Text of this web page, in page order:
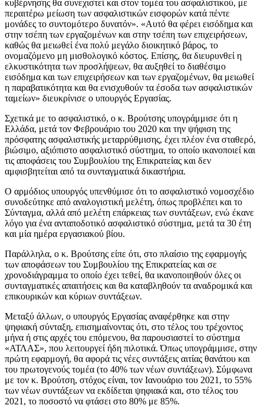
κυβέρνησης θα συνεχιστεί και στον τομέα του ασφαλιστικού, με
περαιτέρω μείωση των ασφαλιστικών εισφορών κατά πέντε
μονάδες το συντομότερο δυνατόν». «Αυτό θα φέρει εισόδημα και
στην τσέπη των εργαζομένων και στην τσέπη των επιχειρήσεων,
καθώς θα μειωθεί ένα πολύ μεγάλο διοικητικό βάρος, το
ονομαζόμενο μη μισθολογικό κόστος. Επίσης, θα διευρυνθεί η
ελκυστικότητα των προσλήψεων, θα αυξηθεί το διαθέσιμο
εισόδημα και των επιχειρήσεων και των εργαζομένων, θα μειωθεί
η παραβατικότητα και θα ενισχυθούν τα έσοδα των ασφαλιστικών
ταμείων» διευκρίνισε ο υπουργός Εργασίας.
Σχετικά με το ασφαλιστικό, ο κ. Βρούτσης υπογράμμισε ότι η
Ελλάδα, μετά τον Φεβρουάριο του 2020 και την ψήφιση της
πρόσφατης ασφαλιστικής μεταρρύθμισης, έχει πλέον ένα σταθερό,
βιώσιμο, αξιόπιστο ασφαλιστικό σύστημα, το οποίο ικανοποιεί και
τις αποφάσεις του Συμβουλίου της Επικρατείας και δεν
αμφισβητείται από τα συνταγματικά δικαστήρια.
Ο αρμόδιος υπουργός υπενθύμισε ότι το ασφαλιστικό νομοσχέδιο
συνοδεύτηκε από αναλογιστική μελέτη, όπως προβλέπει και το
Σύνταγμα, αλλά από μελέτη επάρκειας των συντάξεων, ενώ έκανε
λόγο για ένα ανταποδοτικό ασφαλιστικό σύστημα, μετά τα 30 έτη
και μία ημέρα εργασιακού βίου.
Παράλληλα, ο κ. Βρούτσης είπε ότι, στο πλαίσιο της εφαρμογής
των αποφάσεων του Συμβουλίου της Επικρατείας και σε
χρονοδιάγραμμα το οποίο έχει τεθεί, θα ικανοποιηθούν όλες οι
συνταγματικές απαιτήσεις και θα καταβληθούν τα αναδρομικά και
επικουρικών και κύριων συντάξεων.
Μεταξύ άλλων, ο υπουργός Εργασίας αναφέρθηκε και στην
ψηφιακή σύνταξη, επισημαίνοντας ότι, στο τέλος του τρέχοντος
μήνα ή στις αρχές του επόμενου, θα παρουσιαστεί το σύστημα
«ΑΤΛΑΣ», που λειτουργεί ήδη πιλοτικά. Όπως υπογράμμισε, στην
πρώτη εφαρμογή, θα αφορά τις νέες συντάξεις αιτίας θανάτου και
του πρωτογενούς τομέα (το 40% των νέων συντάξεων). Σύμφωνα
με τον κ. Βρούτση, στόχος είναι, τον Ιανουάριο του 2021, το 55%
των νέων συντάξεων να εκδίδεται ψηφιακά και, στο τέλος του
2021, το ποσοστό να φτάσει στο 80% με 85%.